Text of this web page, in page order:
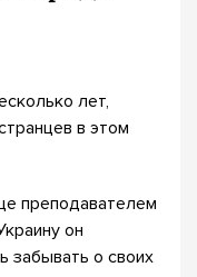
лет,
в этом
преподавателем
он
забывать о своих